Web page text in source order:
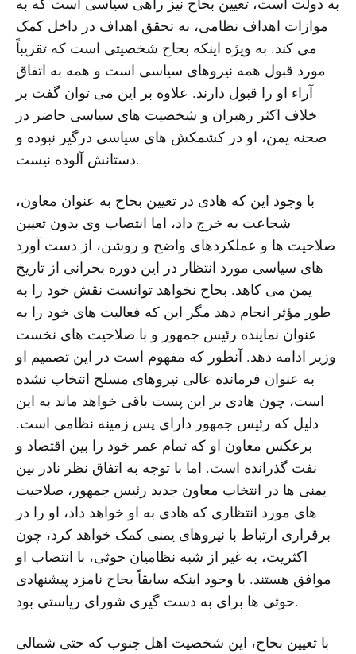
موازات اهداف نظامی، به تحقق اهداف در داخل کمک
می کند. به ویژه اینکه بحاح شخصیتی است که تقریباً
مورد قبول همه نیروهای سیاسی است و همه به اتفاق
آراء او را قبول دارند. علاوه بر این می توان گفت بر
خلاف اکثر رهبران و شخصیت های سیاسی حاضر در
صحنه یمن، او در کشمکش های سیاسی درگیر نبوده و
دستانش آلوده نیست.
با وجود این که هادی در تعیین بحاح به عنوان معاون،
شجاعت به خرج داد، اما انتصاب وی بدون تعیین
صلاحیت ها و عملکردهای واضح و روشن، از دست آورد
های سیاسی مورد انتظار در این دوره بحرانی از تاریخ
یمن می کاهد. بحاح نخواهد توانست نقش خود را به
طور مؤثر انجام دهد مگر این که فعالیت های خود را به
عنوان نماینده رئیس جمهور و با صلاحیت های نخست
وزیر ادامه دهد. آنطور که مفهوم است در این تصمیم او
به عنوان فرمانده عالی نیروهای مسلح انتخاب نشده
است، چون هادی بر این پست باقی خواهد ماند به این
دلیل که رئیس جمهور دارای پس زمینه نظامی است.
برعکس معاون او که تمام عمر خود را بین اقتصاد و
نفت گذرانده است. اما با توجه به اتفاق نظر نادر بین
یمنی ها در انتخاب معاون جدید رئیس جمهور، صلاحیت
های مورد انتظاری که هادی به او خواهد داد، او را در
برقراری ارتباط با نیروهای یمنی کمک خواهد کرد، چون
اکثریت، به غیر از شبه نظامیان حوثی، با انتصاب او
موافق هستند. با وجود اینکه سابقاً بحاح نامزد پیشنهادی
حوثی ها برای به دست گیری شورای ریاستی بود.
با تعیین بحاح، این شخصیت اهل جنوب که حتی شمالی